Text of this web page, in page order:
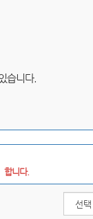
습니다.
합니다.